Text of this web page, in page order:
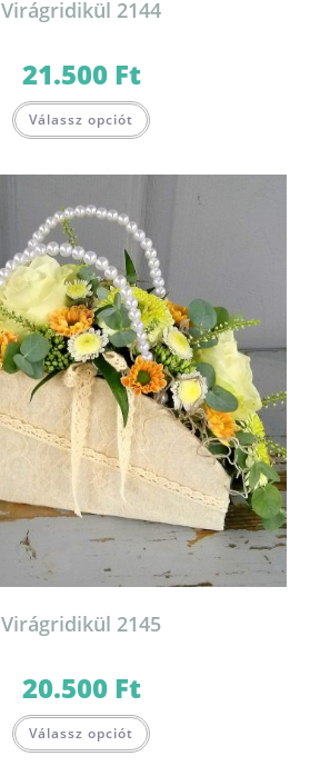
Virágridikül 2144
21.500 Ft
Válassz opciót
Virágridikül 2145
20.500 Ft
Válassz opciót